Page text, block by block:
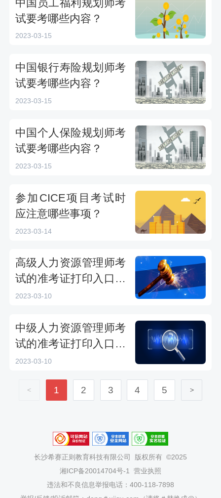
中国员工福利规划师考
试要考哪些内容？
2023-03-15
中国银行寿险规划师考
试要考哪些内容？
2023-03-15
中国个人保险规划师考
试要考哪些内容？
2023-03-15
参加CICE项目考试时
应注意哪些事项？
2023-03-14
高级人力资源管理师考
试的准考证打印入口在
哪？
2023-03-10
中级人力资源管理师考
试的准考证打印入口在
哪？
2023-03-10
< 1 2 3 4 5 >
长沙希赛正则教育科技有限公司
版权所有 ©2025
湘ICP备20014704号-1
营业执照
违法和不良信息举报电话：400-118-7898